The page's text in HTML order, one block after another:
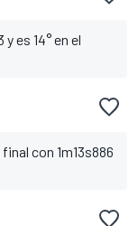
es 14° en el
con 1m13s886